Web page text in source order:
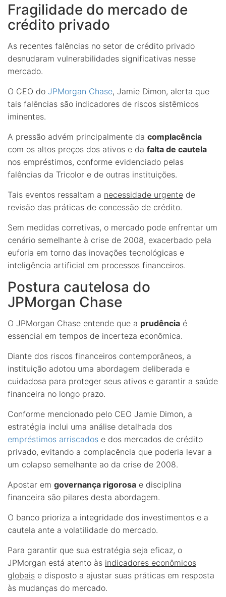
Fragilidade do mercado de
crédito privado
As recentes falências no setor de crédito privado
desnudaram vulnerabilidades significativas nesse
mercado.
O CEO do JPMorgan Chase, Jamie Dimon, alerta que
tais falências são indicadores de riscos sistêmicos
iminentes.
A pressão advém principalmente da complacência
com os altos preços dos ativos e da falta de cautela
nos empréstimos, conforme evidenciado pelas
falências da Tricolor e de outras instituições.
Tais eventos ressaltam a necessidade urgente de
revisão das práticas de concessão de crédito.
Sem medidas corretivas, o mercado pode enfrentar um
cenário semelhante à crise de 2008, exacerbado pela
euforia em torno das inovações tecnológicas e
inteligência artificial em processos financeiros.
Postura cautelosa do
JPMorgan Chase
O JPMorgan Chase entende que a prudência é
essencial em tempos de incerteza econômica.
Diante dos riscos financeiros contemporâneos, a
instituição adotou uma abordagem deliberada e
cuidadosa para proteger seus ativos e garantir a saúde
financeira no longo prazo.
Conforme mencionado pelo CEO Jamie Dimon, a
estratégia inclui uma análise detalhada dos
empréstimos arriscados e dos mercados de crédito
privado, evitando a complacência que poderia levar a
um colapso semelhante ao da crise de 2008.
Apostar em governança rigorosa e disciplina
financeira são pilares desta abordagem.
O banco prioriza a integridade dos investimentos e a
cautela ante a volatilidade do mercado.
Para garantir que sua estratégia seja eficaz, o
JPMorgan está atento às indicadores econômicos
globais e disposto a ajustar suas práticas em resposta
às mudanças do mercado.